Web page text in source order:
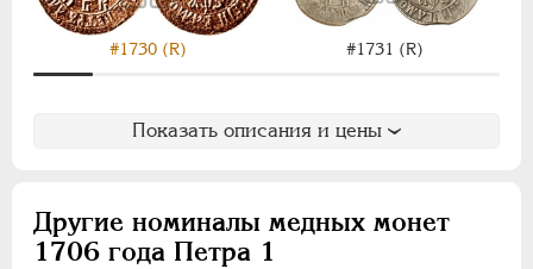
#1730 (R) #1731 (R)
Показать описания и цены
Другие номиналы медных монет
1706 года Петра 1